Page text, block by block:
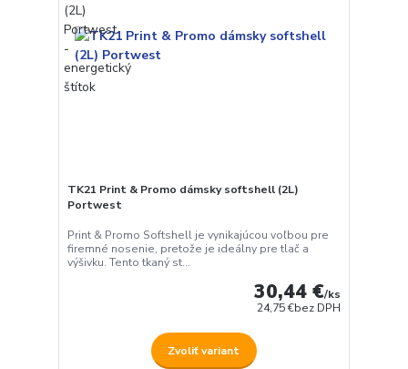
TK21 Print & Promo dámsky softshell (2L)
Portwest
Print & Promo Softshell je vynikajúcou voľbou pre
firemné nosenie, pretože je ideálny pre tlač a
výšivku. Tento tkaný st...
30,44 €/ks
24,75 €bez DPH
Zvoliť variant